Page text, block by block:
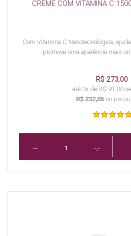
CREME COM VITAMINA C
Com Vitamina C Nanotecnológica,
promove uma aparência mais
R$ 273,00
até 3x de R$ 91,00
R$ 232,05 no pix